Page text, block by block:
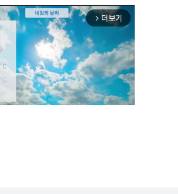
arrow_forward_ios 더보기